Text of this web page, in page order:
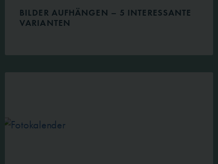
BILDER AUFHÄNGEN – 5 INTERESSANTE
VARIANTEN